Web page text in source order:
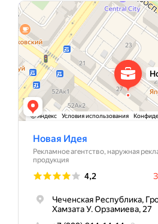
Новая Идея
Рекламное агентство в Грозном
Наружная реклама в Грозном